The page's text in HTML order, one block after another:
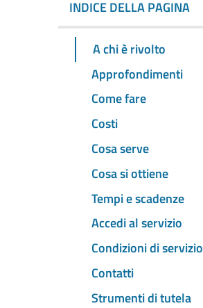
INDICE DELLA PAGINA
A chi è rivolto
Approfondimenti
Come fare
Costi
Cosa serve
Cosa si ottiene
Tempi e scadenze
Accedi al servizio
Condizioni di servizio
Contatti
Strumenti di tutela